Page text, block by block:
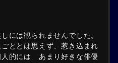
には観られませんでした。
ととは思えず、惹き込まれ
人的には あまり好きな俳優